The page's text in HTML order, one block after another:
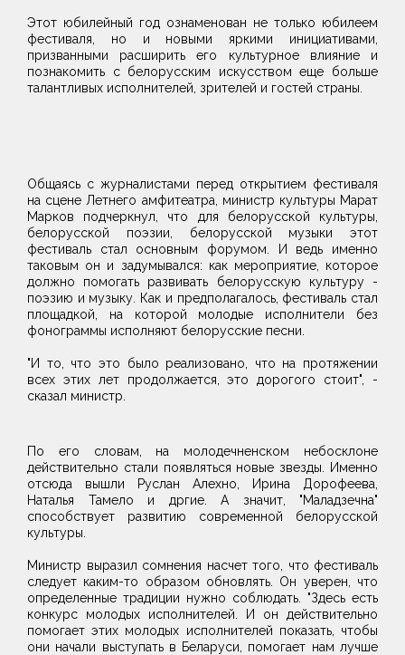
Этот юбилейный год ознаменован не только юбилеем
фестиваля, но и новыми яркими инициативами,
призванными расширить его культурное влияние и
познакомить с белорусским искусством еще больше
талантливых исполнителей, зрителей и гостей страны.
Общаясь с журналистами перед открытием фестиваля
на сцене Летнего амфитеатра, министр культуры Марат
Марков подчеркнул, что для белорусской культуры,
белорусской поэзии, белорусской музыки этот
фестиваль стал основным форумом. И ведь именно
таковым он и задумывался: как мероприятие, которое
должно помогать развивать белорусскую культуру -
поэзию и музыку. Как и предполагалось, фестиваль стал
площадкой, на которой молодые исполнители без
фонограммы исполняют белорусские песни.
"И то, что это было реализовано, что на протяжении
всех этих лет продолжается, это дорогого стоит", -
сказал министр.
По его словам, на молодечненском небосклоне
действительно стали появляться новые звезды. Именно
отсюда вышли Руслан Алехно, Ирина Дорофеева,
Наталья Тамело и дргие. А значит, "Маладзечна"
способствует развитию современной белорусской
культуры.
Министр выразил сомнения насчет того, что фестиваль
следует каким-то образом обновлять. Он уверен, что
определенные традиции нужно соблюдать. "Здесь есть
конкурс молодых исполнителей. И он действительно
помогает этих молодых исполнителей показать, чтобы
они начали выступать в Беларуси, помогает нам лучше